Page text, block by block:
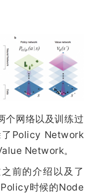
个网络以及训练过
了Policy Network
Network。
前的介绍以及了
时候的Node